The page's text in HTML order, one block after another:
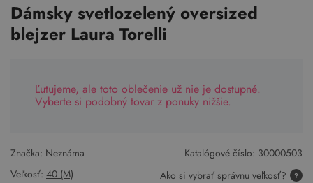
Dámsky svetlozelený oversized
blejzer Laura Torelli
Ľutujeme, ale toto oblečenie už nie je dostupné.
Vyberte si podobný tovar z ponuky nižšie.
Značka: Neznáma Katalógové číslo: 30000503
Veľkosť: 40 (M) Ako si vybrať správnu veľkosť?